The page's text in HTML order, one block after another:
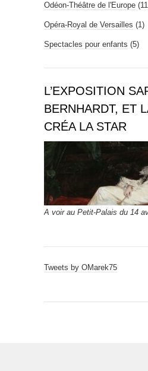
Odéon-Théâtre de l'Europe
Opéra-Royal de Versailles (1)
Spectacles pour enfants (5)
L’EXPOSITION
BERNHARDT, ET
CRÉA LA STAR
A voir au Petit-Palais du 14
Tweets by OMarek75